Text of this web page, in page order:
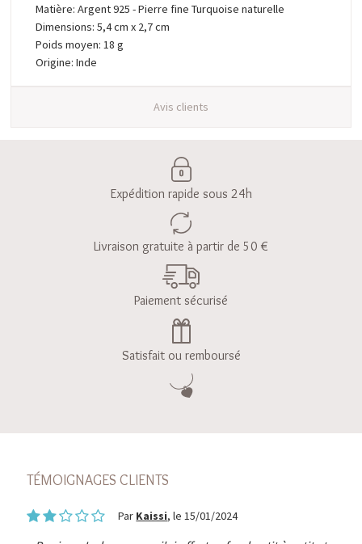
Matière: Argent 925 - Pierre fine Turquoise naturelle
Dimensions: 5,4 cm x 2,7 cm
Poids moyen: 18 g
Origine: Inde
Avis clients
Expédition rapide sous 24h
Livraison gratuite à partir de 50 €
Paiement sécurisé
Satisfait ou remboursé
TÉMOIGNAGES CLIENTS
Par Kaissi, le 15/01/2024